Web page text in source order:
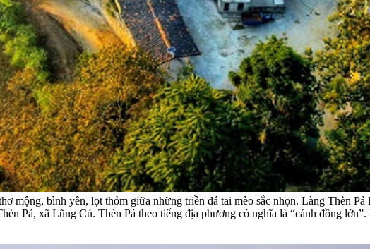
mộng, bình yên, lọt thỏm giữa những triền đá tai mèo sắc nhọn. Làng Thèn
Pả, xã Lũng Cú. Thèn Pả theo tiếng địa phương có nghĩa là “cánh đồng